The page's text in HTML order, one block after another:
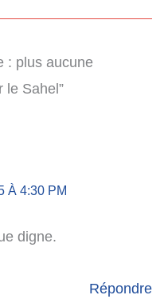
: plus aucune
le Sahel”
À 4:30 PM
digne.
Répondre